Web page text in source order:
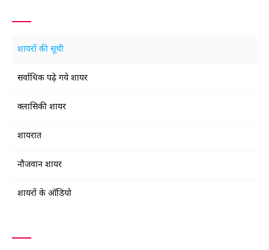
शायरों की सूची
सर्वाधिक पढ़े गये शायर
क्लासिकी शायर
शायरात
नौजवान शायर
शायरों के ऑडियो